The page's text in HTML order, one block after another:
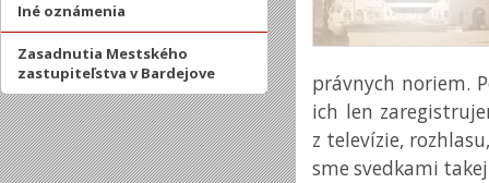
Iné oznámenia
Zasadnutia Mestského
zastupiteľstva v Bardejove
právnych noriem.
ich len
z televízie,
sme svedkami